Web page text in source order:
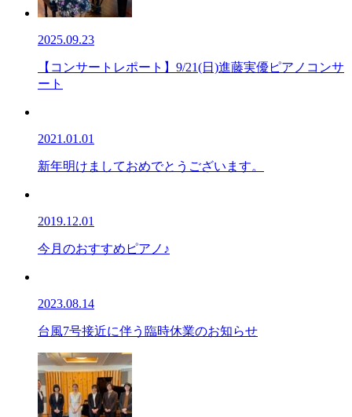
2025.09.23
【コンサートレポート】9/21(日)進藤実優ピアノコンサ
ート
2021.01.01
新年明けましておめでとうございます。
2019.12.01
今月のおすすめピアノ♪
2023.08.14
台風7号接近に伴う臨時休業のお知らせ